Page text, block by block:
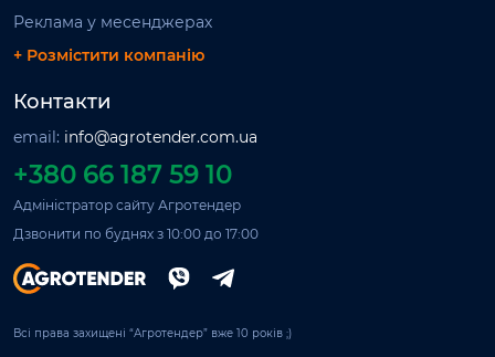
Реклама у месенджерах
+ Розмістити компанію
Контакти
email: info@agrotender.com.ua
+380 66 187 59 10
Адміністратор сайту Агротендер
Дзвонити по буднях з 10:00 до 17:00
Всі права захищені “Агротендер” вже 10 років ;)